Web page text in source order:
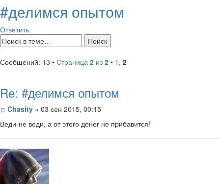
#делимся опытом
Ответить
Сообщений: 13 • Страница 2 из 2 • 1 , 2
Re: #делимся опытом
Chasity » 03 сен 2015, 00:15
Веди-не веди, а от этого денег не прибавится!